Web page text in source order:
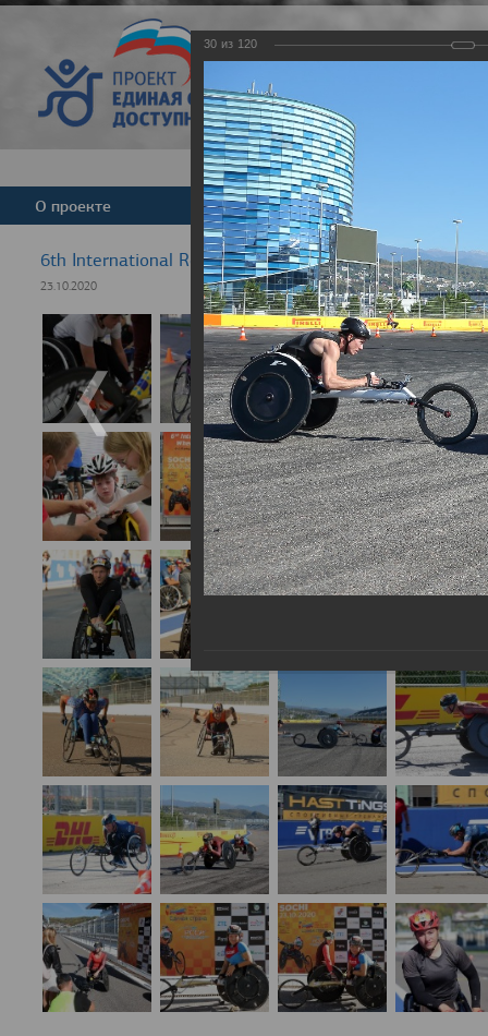
Версия для
О проекте Команда Новости
6th International Rezept-Sport Wheelchair Half
23.10.2020
30 из 120